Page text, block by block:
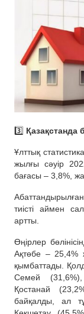
3️⃣ Қазақстанда
Ұлттық
жылғы сәуір
бағасы – 3,8%,
тиісті аймен
артты.
Өңірлер
Ақтөбе – 25,4%
қымбаттады.
Семей
Қостанай
байқалды, ал